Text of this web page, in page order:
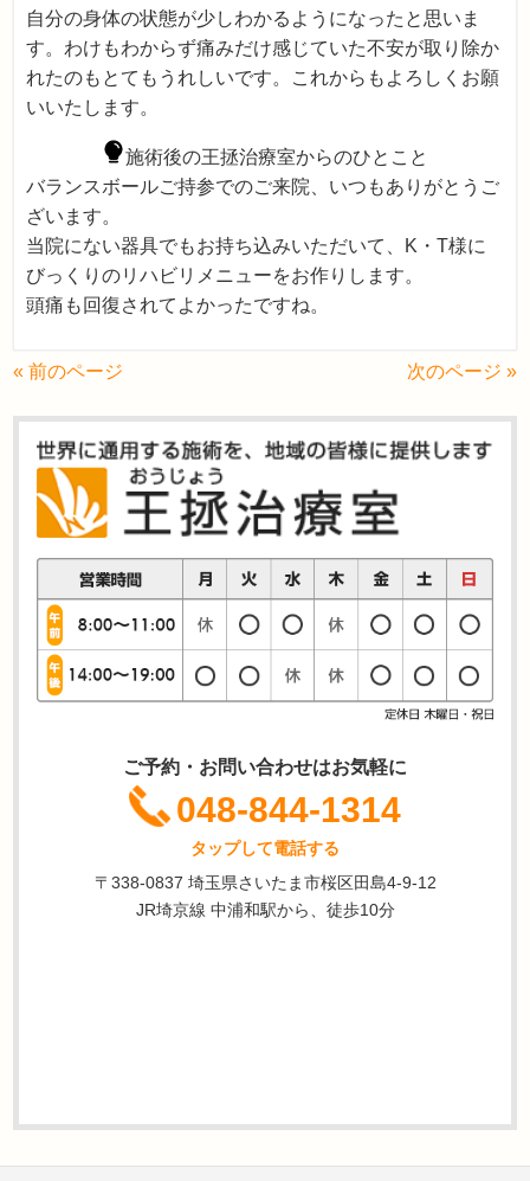
自分の身体の状態が少しわかるようになったと思いま
す。わけもわからず痛みだけ感じていた不安が取り除か
れたのもとてもうれしいです。これからもよろしくお願
いいたします。
施術後の王拯治療室からのひとこと
バランスボールご持参でのご来院、いつもありがとうご
ざいます。
当院にない器具でもお持ち込みいただいて、K・T様に
びっくりのリハビリメニューをお作りします。
頭痛も回復されてよかったですね。
« 前のページ 次のページ »
ご予約・お問い合わせはお気軽に
048-844-1314
タップして電話する
〒338-0837 埼玉県さいたま市桜区田島4-9-12
JR埼京線 中浦和駅から、徒歩10分